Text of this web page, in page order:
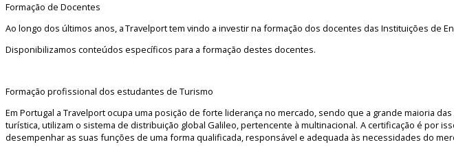
Formação de Docentes
Ao longo dos últimos anos, a Travelport tem vindo a investir na formação dos docentes das Instituições de
Disponibilizamos conteúdos específicos para a formação destes docentes.
Formação profissional dos estudantes de Turismo
Em Portugal a Travelport ocupa uma posição de forte liderança no mercado, sendo que a grande maioria
turística, utilizam o sistema de distribuição global Galileo, pertencente à multinacional. A certificação é por
desempenhar as suas funções de uma forma qualificada, responsável e adequada às necessidades do